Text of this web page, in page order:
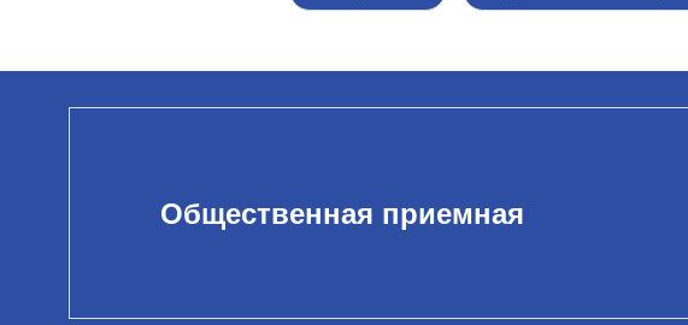
Общественная приемная